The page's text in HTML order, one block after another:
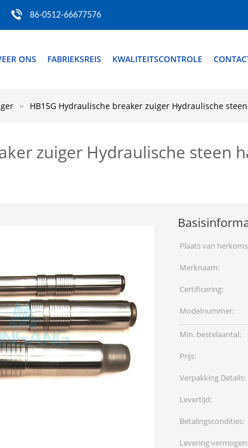
86-0512-66677576
ONS FABRIEKSREIS KWALITEITSCONTROLE
HB15G Hydraulische breaker zuiger Hydraulische
zuiger Hydraulische steen
Plaats van
Merknaam:
Certificering:
Modelnummer:
Min. bestelaantal:
Prijs:
Verpakking Details:
Levertijd:
Betalingscondities:
Levering vermogen: